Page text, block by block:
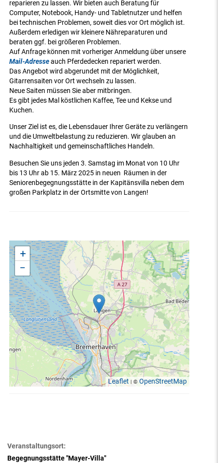
reparieren zu lassen. Wir bieten auch Beratung für
Computer, Notebook, Handy- und Tabletnutzer und helfen
bei technischen Problemen, soweit dies vor Ort möglich ist.
Außerdem erledigen wir kleinere Nähreparaturen und
beraten ggf. bei größeren Problemen.
Auf Anfrage können mit vorheriger Anmeldung über unsere
Mail-Adresseauch Pferdedecken repariert werden.
Das Angebot wird abgerundet mit der Möglichkeit,
Gitarrensaiten vor Ort wechseln zu lassen.
Neue Saiten müssen Sie aber mitbringen.
Es gibt jedes Mal köstlichen Kaffee, Tee und Kekse und
Kuchen.
Unser Ziel ist es, die Lebensdauer Ihrer Geräte zu verlängern
und die Umweltbelastung zu reduzieren. Wir glauben an
Nachhaltigkeit und gemeinschaftliches Handeln.
Besuchen Sie uns jeden 3. Samstag im Monat von 10 Uhr
bis 13 Uhr ab 15. März 2025 in neuen Räumen in der
Seniorenbegegnungsstätte in der Kapitänsvilla neben dem
großen Parkplatz in der Ortsmitte von Langen!
+
−
Leaflet | © OpenStreetMap
Veranstaltungsort:
Begegnungsstätte "Mayer-Villa"